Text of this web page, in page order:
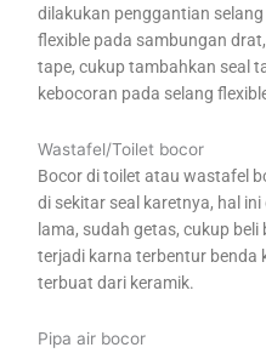
dilakukan penggantian
flexible pada sambungan
tape, cukup tambahkan seal
kebocoran pada selang
Wastafel/Toilet bocor
Bocor di toilet atau wastafel
di sekitar seal karetnya, hal
lama, sudah getas, cukup
terjadi karna terbentur
terbuat dari keramik.
Pipa air bocor